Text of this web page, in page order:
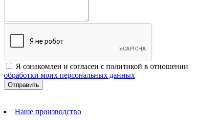
Я ознакомлен и согласен с политикой в отношении
обработки моих персональных данных
Наше производство